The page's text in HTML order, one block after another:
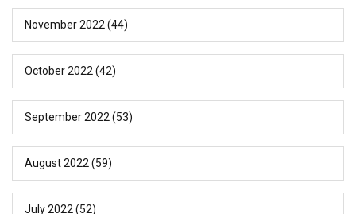
November 2022 (44)
October 2022 (42)
September 2022 (53)
August 2022 (59)
July 2022 (52)